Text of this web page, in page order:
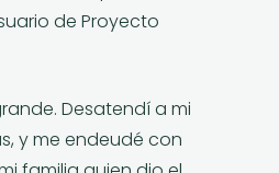
de Proyecto
Desatendí a mi
y me endeudé con